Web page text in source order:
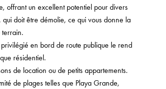
offrant un excellent potentiel pour divers
doit être démolie, ce qui vous donne la
terrain.
privilégié en bord de route publique le rend
résidentiel.
de location ou de petits appartements.
de plages telles que Playa Grande,